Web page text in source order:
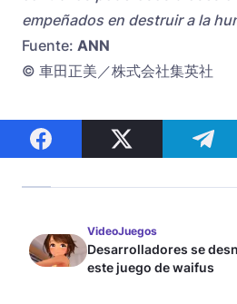
empeñados en destruir a la
Fuente: ANN
© 車田正美／株式会社集英社
VideoJuegos
Desarrolladores se
este juego de waifus